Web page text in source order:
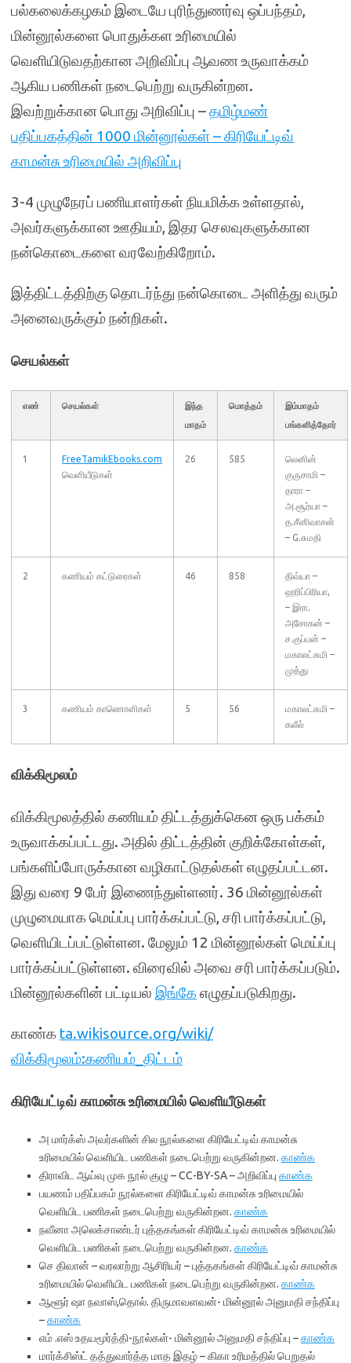
பல்கலைக்கழகம் இடையே புரிந்துணர்வு ஒப்பந்தம்,
மின்னூல்களை பொதுக்கள உரிமையில்
வெளியிடுவதற்கான அறிவிப்பு ஆவண உருவாக்கம்
ஆகிய பணிகள் நடைபெற்று வருகின்றன.
இவற்றுக்கான பொது அறிவிப்பு –தமிழ்மண்
பதிப்பகத்தின் 1000 மின்னூல்கள் – கிரியேட்டிவ்
காமன்சு உரிமையில் அறிவிப்பு
3-4 முழுநேரப் பணியாளர்கள் நியமிக்க உள்ளதால்,
அவர்களுக்கான ஊதியம், இதர செலவுகளுக்கான
நன்கொடைகளை வரவேற்கிறோம்.
இத்திட்டத்திற்கு தொடர்ந்து நன்கொடை அளித்து வரும்
அனைவருக்கும் நன்றிகள்.
செயல்கள்
எண் செயல்கள்
இந்த
மாதம்
மொத்தம்
இம்மாதம்
பங்களித்தோர்
1
FreeTamikEbooks.com
வெளியீடுகள்
26 585
லெனின்
குருசாமி –
தாரா –
அ.சூர்யா –
த.சீனிவாசன்
– G.சுமதி
2 கணியம் கட்டுரைகள் 46 858
திவ்யா –
ஹரிப்பிரியா,
– இரா.
அசோகன் –
ச.குப்பன் –
மகாலட்சுமி –
முத்து
3 கணியம் காணொளிகள் 5 56
மகாலட்சுமி –
கலீல்
விக்கிமூலம்
விக்கிமூலத்தில் கணியம் திட்டத்துக்கென ஒரு பக்கம்
உருவாக்கப்பட்டது. அதில் திட்டத்தின் குறிக்கோள்கள்,
பங்களிப்போருக்கான வழிகாட்டுதல்கள் எழுதப்பட்டன.
இது வரை 9 பேர் இணைந்துள்ளனர். 36 மின்னூல்கள்
முழுமையாக மெய்ப்பு பார்க்கப்பட்டு, சரி பார்க்கப்பட்டு,
வெளியிடப்பட்டுள்ளன. மேலும் 12 மின்னூல்கள் மெய்ப்பு
பார்க்கப்பட்டுள்ளன. விரைவில் அவை சரி பார்க்கப்படும்.
மின்னூல்களின் பட்டியல் இங்கே எழுதப்படுகிறது.
காண்க ta.wikisource.org/wiki/
விக்கிமூலம்:கணியம்_திட்டம்
கிரியேட்டிவ் காமன்சு உரிமையில் வெளியீடுகள்
அ மார்க்ஸ் அவர்களின் சில நூல்களை கிரியேட்டிவ் காமன்சு
உரிமையில் வெளியிட பணிகள் நடைபெற்று வருகின்றன. காண்க
திராவிட ஆய்வு முக நூல் குழு – CC-BY-SA – அறிவிப்பு காண்க
பயணம் பதிப்பகம் நூல்களை கிரியேட்டிவ் காமன்சு உரிமையில்
வெளியிட பணிகள் நடைபெற்று வருகின்றன. காண்க
நவீனா அலெக்சாண்டர் புத்தகங்கள் கிரியேட்டிவ் காமன்சு உரிமையில்
வெளியிட பணிகள் நடைபெற்று வருகின்றன. காண்க
செ திவான் – வரலாற்று ஆசிரியர் – புத்தகங்கள் கிரியேட்டிவ் காமன்சு
உரிமையில் வெளியிட பணிகள் நடைபெற்று வருகின்றன. காண்க
ஆளூர் ஷா நவாஸ்,தொல். திருமாவளவன்- மின்னூல் அனுமதி சந்திப்பு
–காண்க
எம் .எஸ் உதயமூர்த்தி-நூல்கள்- மின்னூல் அனுமதி சந்திப்பு –காண்க
மார்க்சிஸ்ட் தத்துவார்த்த மாத இதழ் – கிகா உரிமத்தில் பெறுதல்